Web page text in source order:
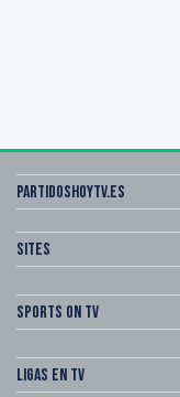
Partidoshoytv.es
Sites
Sports on TV
Ligas en TV